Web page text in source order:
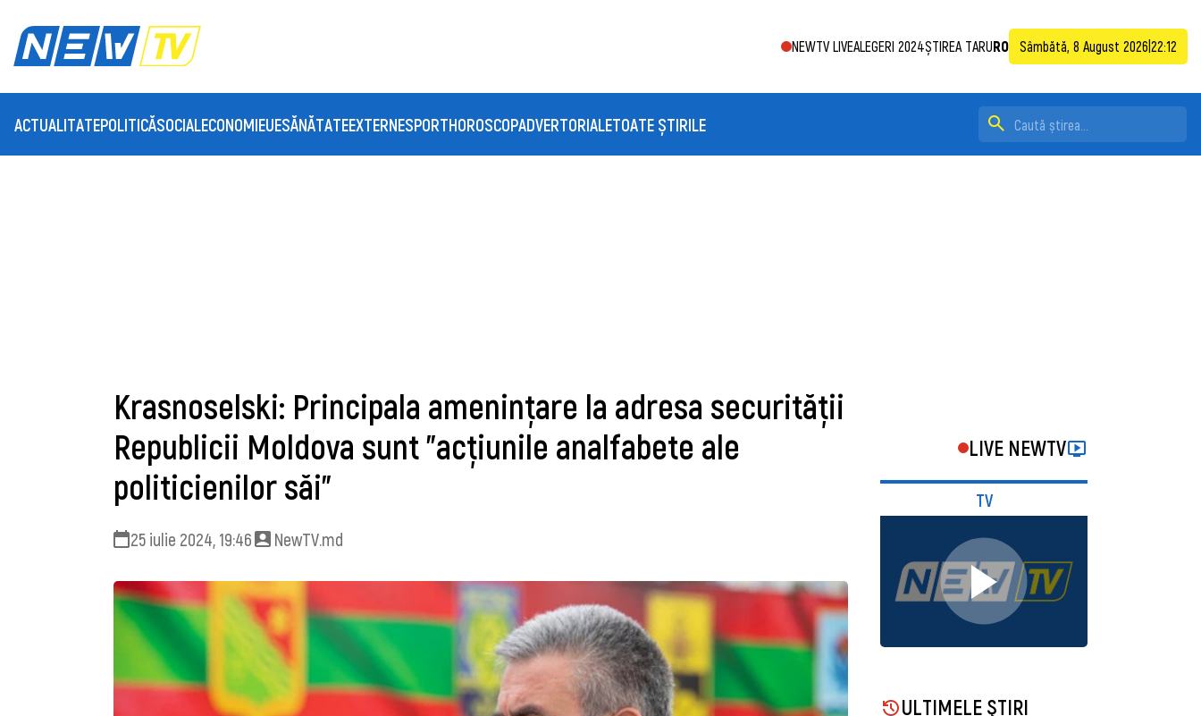
NEWTV LIVEALEGERI 2024ȘTIREA TARURO Sâmbătă, 8 August 2026 22:12
ACTUALITATEPOLITICĂSOCIAL ECONOMIEUESĂNĂTATEEXTERNESPORTHOROSCOPADVERTORIALETOATE ȘTIRILE
Krasnoselski: Principala amenințare la adresa securității
Republicii Moldova sunt ”acțiunile analfabete ale
politicienilor săi”
25 iulie 2024, 19:46 NewTV.md
LIVE NEWTV
TV
ULTIMELE ŞTIRI